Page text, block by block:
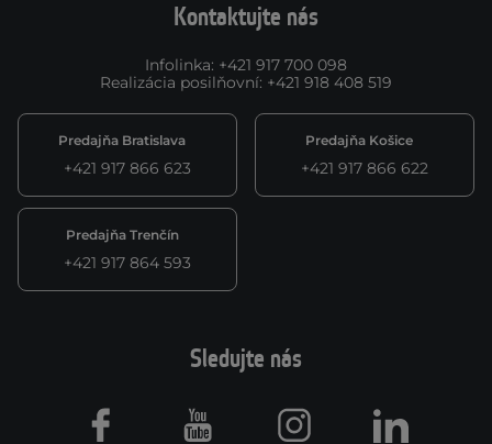
Kontaktujte nás
Infolinka: +421 917 700 098
Realizácia posilňovní: +421 918 408 519
Predajňa Bratislava
+421 917 866 623
Predajňa Košice
+421 917 866 622
Predajňa Trenčín
+421 917 864 593
Sledujte nás
Facebook Youtube Instagram LinkedIn